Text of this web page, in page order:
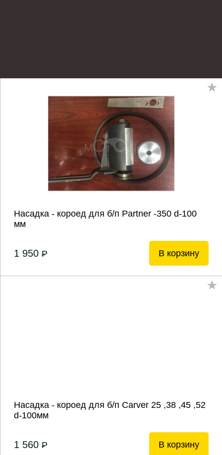
Насадка - короед для б/п Partner -350 d-100
мм
1 950 P В корзину
Насадка - короед для б/п Carver 25 ,38 ,45 ,52
d-100мм
1 560 P В корзину